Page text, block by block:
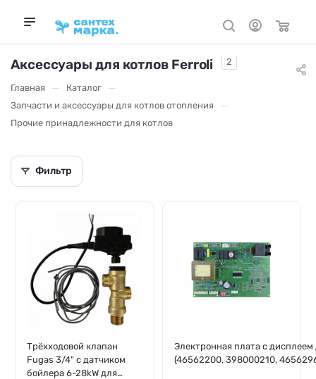
Аксессуары для котлов Ferroli 2
Главная — Каталог —
Запчасти и аксессуары для котлов отопления —
Прочие принадлежности для котлов
Фильтр
Трёхходовой клапан
Fugas 3/4" с датчиком
бойлера 6-28kW для
Электронная плата с
(46562200, 398000210,